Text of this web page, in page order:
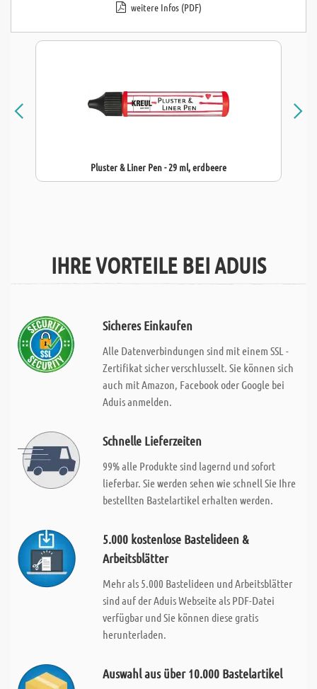
weitere Infos (PDF)
Pluster & Liner Pen - 29 ml, erdbeere
IHRE VORTEILE BEI ADUIS
Sicheres Einkaufen
Alle Datenverbindungen sind mit einem SSL -
Zertifikat sicher verschlusselt. Sie können sich
auch mit Amazon, Facebook oder Google bei
Aduis anmelden.
Schnelle Lieferzeiten
99% alle Produkte sind lagernd und sofort
lieferbar. Sie werden sehen wie schnell Sie Ihre
bestellten Bastelartikel erhalten werden.
5.000 kostenlose Bastelideen &
Arbeitsblätter
Mehr als 5.000 Bastelideen und Arbeitsblätter
sind auf der Aduis Webseite als PDF-Datei
verfügbar und Sie können diese gratis
herunterladen.
Auswahl aus über 10.000 Bastelartikel